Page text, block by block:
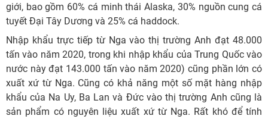
giới, bao gồm 60% cá minh thái Alaska, 30% nguồn cung cá
tuyết Đại Tây Dương và 25% cá haddock.
Nhập khẩu trực tiếp từ Nga vào thị trường Anh đạt 48.000
tấn vào năm 2020, trong khi nhập khẩu của Trung Quốc vào
nước này đạt 143.000 tấn vào năm 2020) cũng phần lớn có
xuất xứ từ Nga. Cũng có khả năng một số mặt hàng nhập
khẩu của Na Uy, Ba Lan và Đức vào thị trường Anh cũng là
sản phẩm có nguyên liệu xuất xứ từ Nga. Rất khó để tính